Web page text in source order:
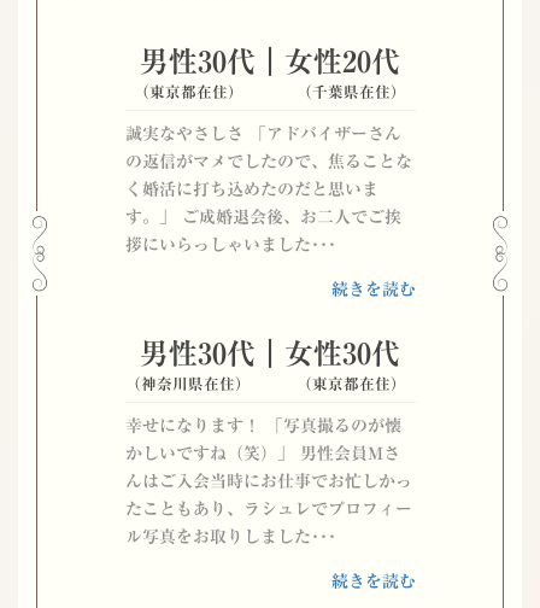
男性30代｜女性20代
（東京都在住） （千葉県在住）
誠実なやさしさ 「アドバイザーさん
の返信がマメでしたので、焦ることな
く婚活に打ち込めたのだと思いま
す。」 ご成婚退会後、お二人でご挨
拶にいらっしゃいました･･･
続きを読む
男性30代｜女性30代
（神奈川県在住） （東京都在住）
幸せになります！ 「写真撮るのが懐
かしいですね（笑）」 男性会員Mさ
んはご入会当時にお仕事でお忙しかっ
たこともあり、ラシュレでプロフィー
ル写真をお取りしました･･･
続きを読む